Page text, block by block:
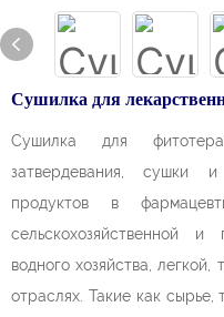
Сушилка для
Сушилка для
затвердевания, сушки
продуктов в
сельскохозяйственной
водного хозяйства,
отраслях. Такие как сырье,